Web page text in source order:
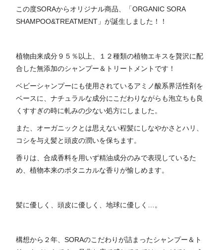
この度SORAからオリジナル商品、「ORGANIC SORA
SHAMPOO&TREATMENT」が誕生しました！！
植物由来成分９５％以上、１２種類の植物エキスを贅沢に配
合した無添加のシャンプー＆トリートメントです！
ベビーシャンプーにも使用されているアミノ酸系界活性剤を
ベースに、ナチュラルな成分にこだわりながらも泡立ちも良
くすすぎの時に軋みの少ない処方にしました。
また、オーガニックとは思えない程髪にしなやかさとハリ、
コシを与え髪と頭皮の潤いを保ちます。
香りは、合成香料を用いず精油成分のみで表現しているた
め、植物本来のポタニカルな香りが愉しめます。
髪に優しく、頭皮に優しく、地球に優しく…。
構想から２年、SORAのこだわりが詰まったシャンプー＆ト